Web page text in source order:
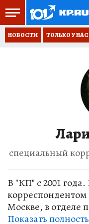
НОВОСТИ ТОЛЬКО У НАС
специальный
В "КП" с 2001 года. Работала собственным
корреспондентом "КП" в
Москве, в отделе
политики,
Показать